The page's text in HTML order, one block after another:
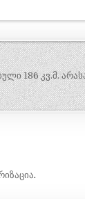
186 კვ.მ.
.